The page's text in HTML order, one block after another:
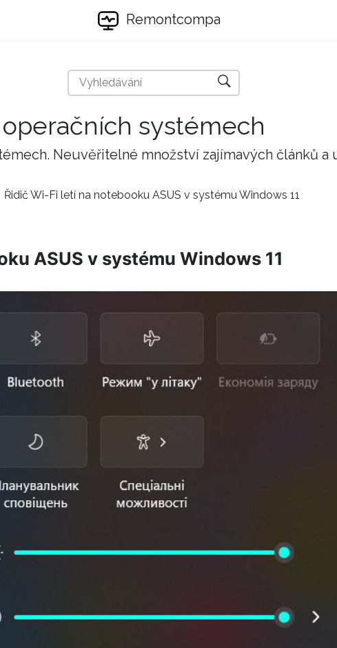
Remontcompa
systémech
Neuvěřitelné množství zajímavých článků a
Řidič Wi-Fi letí na notebooku ASUS v systému Windows 11
ASUS v systému Windows 11